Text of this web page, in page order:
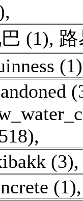
,
(1),
(1)
,
(3),
(1),